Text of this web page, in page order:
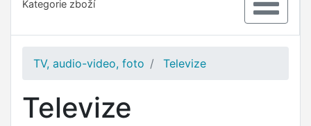
Kategorie zboží
TV, audio-video, foto Televize
Televize